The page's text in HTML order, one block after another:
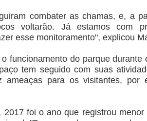
combater as chamas, e, a
voltarão. Já estamos com
esse monitoramento", explicou
funcionamento do parque
tem seguido com suas
ameaças para os visitantes, por
2017 foi o ano que registrou